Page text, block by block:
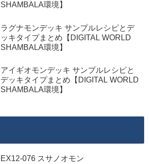
SHAMBALA環境】
ラグナモンデッキ サンプルレシピとデ
ッキタイプまとめ【DIGITAL WORLD
SHAMBALA環境】
アイギオモンデッキ サンプルレシピと
デッキタイプまとめ【DIGITAL WORLD
SHAMBALA環境】
EX12-076 スサノオモン